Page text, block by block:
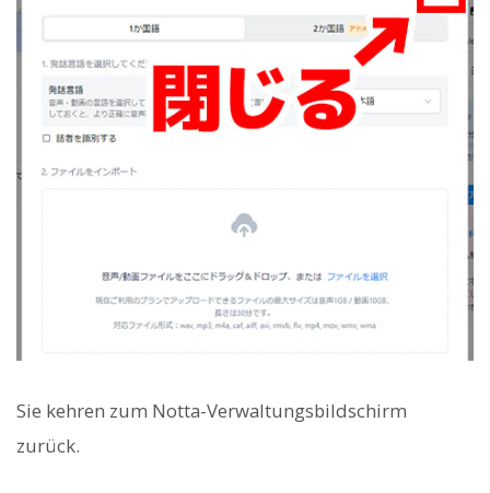
Sie kehren zum Notta-Verwaltungsbildschirm
zurück.